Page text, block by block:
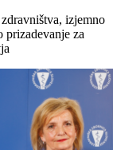
izjemno
prizadevanje za